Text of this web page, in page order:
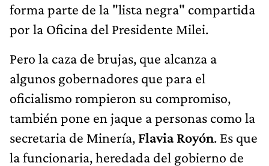
forma parte de la "lista negra" compartida
por la Oficina del Presidente Milei.
Pero la caza de brujas, que alcanza a
algunos gobernadores que para el
oficialismo rompieron su compromiso,
también pone en jaque a personas como la
secretaria de Minería, Flavia Royón. Es que
la funcionaria, heredada del gobierno de